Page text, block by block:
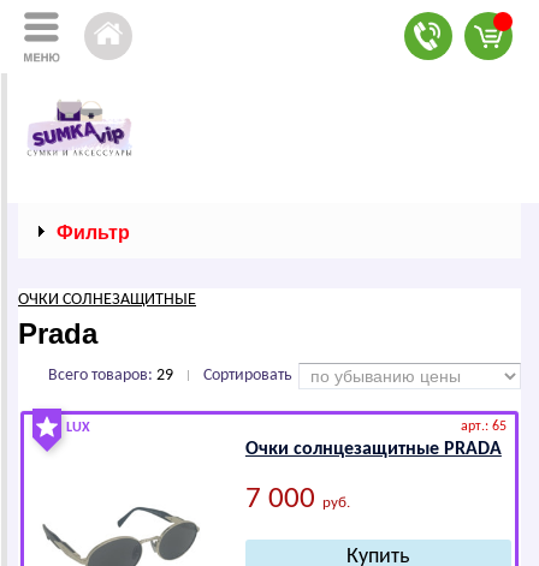
Фильтр
ОЧКИ СОЛНЕЗАЩИТНЫЕ
Рrаdа
Всего товаров: 29 Сортировать
LUX арт.: 65
Очки солнцезащитные РRАDА
7 000 руб.